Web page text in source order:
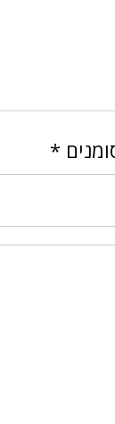
*